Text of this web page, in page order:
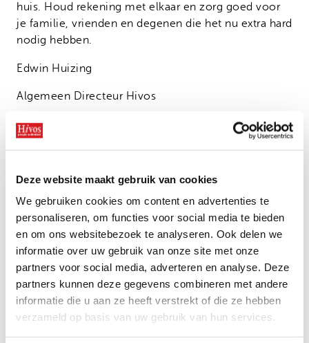
Deze website maakt gebruik van cookies
We gebruiken cookies om content en advertenties te
personaliseren, om functies voor social media te bieden
en om ons websitebezoek te analyseren. Ook delen we
informatie over uw gebruik van onze site met onze
partners voor social media, adverteren en analyse. Deze
partners kunnen deze gegevens combineren met andere
informatie die u aan ze heeft verstrekt of die ze hebben
verzameld op basis van uw gebruik van hun services.
huis. Houd rekening met elkaar en zorg goed voor
je familie, vrienden en degenen die het nu extra hard
nodig hebben.
Edwin Huizing
Algemeen Directeur Hivos
She’s got the power